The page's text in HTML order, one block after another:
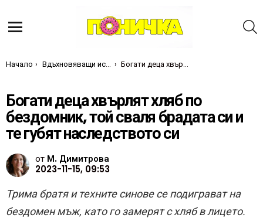
Ти си тук:
Начало Вдъхновяващи истории Богати деца хвърлят хляб по бездомник, той сваля брадата си и те губят наследството си
Богати деца хвърлят хляб по
бездомник, той сваля брадата си и
те губят наследството си
от М. Димитрова
2023-11-15, 09:53
Трима братя и техните синове се подиграват на
бездомен мъж, като го замерят с хляб в лицето.